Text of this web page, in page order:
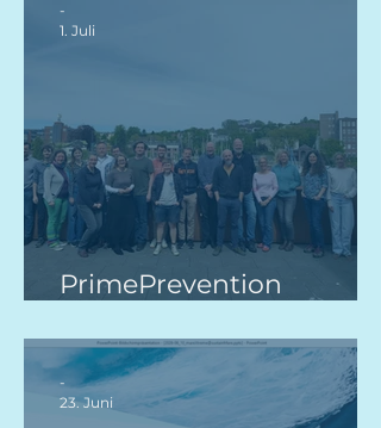
PrimePrevention
-
1. Juli
-
23. Juni